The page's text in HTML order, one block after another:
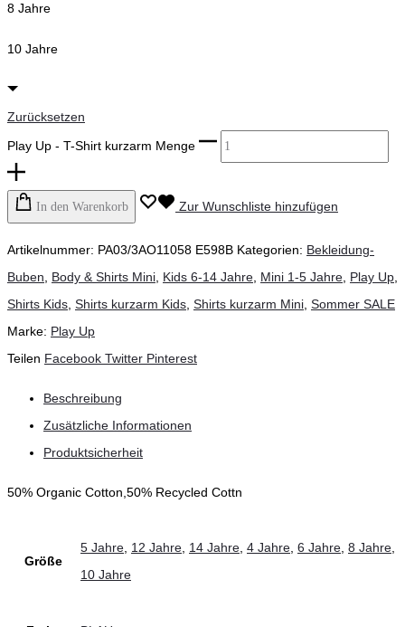
8 Jahre
10 Jahre
Zurücksetzen
Play Up - T-Shirt kurzarm Menge
In den Warenkorb Zur Wunschliste hinzufügen
Artikelnummer: PA03/3AO11058 E598B Kategorien: Bekleidung-
Buben, Body & Shirts Mini, Kids 6-14 Jahre, Mini 1-5 Jahre, Play Up,
Shirts Kids, Shirts kurzarm Kids, Shirts kurzarm Mini, Sommer SALE
Marke: Play Up
Teilen Facebook Twitter Pinterest
Beschreibung
Zusätzliche Informationen
Produktsicherheit
50% Organic Cotton,50% Recycled Cottn
Größe
5 Jahre, 12 Jahre, 14 Jahre, 4 Jahre, 6 Jahre, 8 Jahre,
10 Jahre